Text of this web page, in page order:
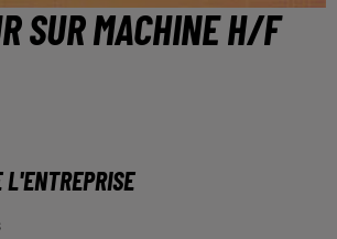
SUR MACHINE H/F
L'ENTREPRISE